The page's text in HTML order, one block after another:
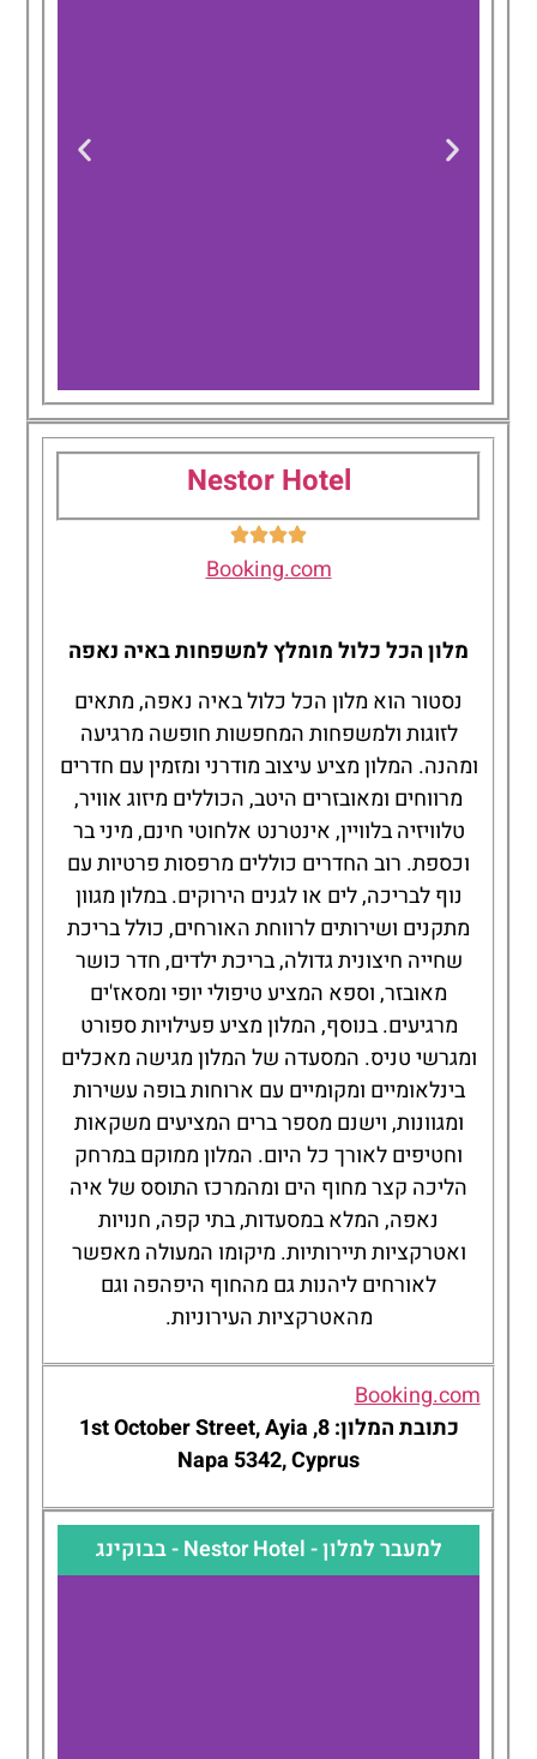
Atlantica
Panthea Resort
Nestor Hotel
Booking.com
מלון הכל כלול מומלץ למשפחות באיה נאפה
נסטור הוא מלון הכל כלול באיה נאפה, מתאים
לזוגות ולמשפחות המחפשות חופשה מרגיעה
ומהנה. המלון מציע עיצוב מודרני ומזמין עם חדרים
מרווחים ומאובזרים היטב, הכוללים מיזוג אוויר,
טלוויזיה בלוויין, אינטרנט אלחוטי חינם, מיני בר
וכספת. רוב החדרים כוללים מרפסות פרטיות עם
נוף לבריכה, לים או לגנים הירוקים. במלון מגוון
מתקנים ושירותים לרווחת האורחים, כולל בריכת
שחייה חיצונית גדולה, בריכת ילדים, חדר כושר
מאובזר, וספא המציע טיפולי יופי ומסאז'ים
מרגיעים. בנוסף, המלון מציע פעילויות ספורט
ומגרשי טניס. המסעדה של המלון מגישה מאכלים
בינלאומיים ומקומיים עם ארוחות בופה עשירות
ומגוונות, וישנם מספר ברים המציעים משקאות
וחטיפים לאורך כל היום. המלון ממוקם במרחק
הליכה קצר מחוף הים ומהמרכז התוסס של איה
נאפה, המלא במסעדות, בתי קפה, חנויות
ואטרקציות תיירותיות. מיקומו המעולה מאפשר
לאורחים ליהנות גם מהחוף היפהפה וגם
מהאטרקציות העירוניות.
Booking.com
כתובת המלון: 8, 1st October Street, Ayia
Napa 5342, Cyprus
למעבר למלון - Nestor Hotel - בבוקינג